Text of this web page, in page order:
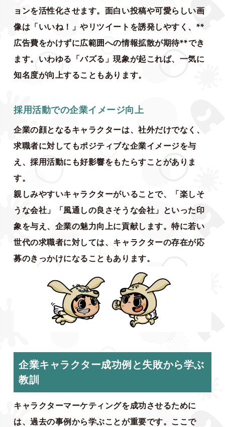
ョンを活性化させます。面白い投稿や可愛らしい画
像は「いいね！」やリツイートを誘発しやすく、**
広告費をかけずに広範囲への情報拡散が期待**でき
ます。いわゆる「バズる」現象が起これば、一気に
知名度が向上することもあります。
採用活動での企業イメージ向上
企業の顔となるキャラクターは、社外だけでなく、
求職者に対してもポジティブな企業イメージを与
え、採用活動にも好影響をもたらすことがありま
す。
親しみやすいキャラクターがいることで、「楽しそ
うな会社」「風通しの良さそうな会社」といった印
象を与え、企業の魅力向上に貢献します。特に若い
世代の求職者に対しては、キャラクターの存在が応
募のきっかけになることもあります。
企業キャラクター成功例と失敗から学ぶ
教訓
キャラクターマーケティングを成功させるために
は、過去の事例から学ぶことが重要です。ここで